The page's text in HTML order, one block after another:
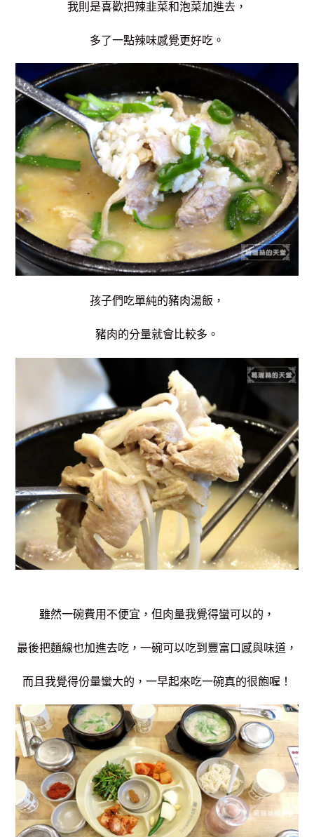
我則是喜歡把辣韭菜和泡菜加進去，
多了一點辣味感覺更好吃。
孩子們吃單純的豬肉湯飯，
豬肉的分量就會比較多。
雖然一碗費用不便宜，但肉量我覺得蠻可以的，
最後把麵線也加進去吃，一碗可以吃到豐富口感與味道，
而且我覺得份量蠻大的，一早起來吃一碗真的很飽喔！